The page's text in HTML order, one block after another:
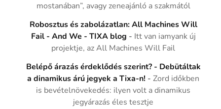
mostanában”, avagy zeneajánló a szakmától
Robosztus és zabolázatlan: All Machines Will
Fail - And We - TIXA blog - Itt van iamyank új
projektje, az All Machines Will Fail
Belépő árazás érdeklődés szerint? - Debütáltak
a dinamikus árú jegyek a Tixa-n! -Zord időkben
is bevételnövekedés: ilyen volt a dinamikus
jegyárazás éles tesztje